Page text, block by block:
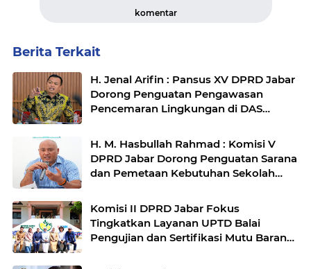
komentar
Berita Terkait
H. Jenal Arifin : Pansus XV DPRD Jabar
Dorong Penguatan Pengawasan
Pencemaran Lingkungan di DAS
H. M. Hasbullah Rahmad : Komisi V
DPRD Jabar Dorong Penguatan Sarana
dan Pemetaan Kebutuhan Sekolah
Komisi II DPRD Jabar Fokus
Tingkatkan Layanan UPTD Balai
Pengujian dan Sertifikasi Mutu Barang